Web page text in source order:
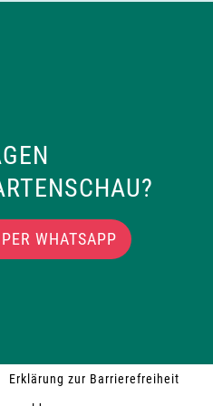
WHATSAPP
Erklärung zur Barrierefreiheit